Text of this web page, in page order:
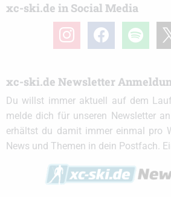
xc-ski.de in Social Media
instagramfacebook spotify
xc-ski.de Newsletter
Du willst immer aktuell auf dem
melde dich für unseren Newsletter
erhältst du damit immer einmal pro
News und Themen in dein Postfach.